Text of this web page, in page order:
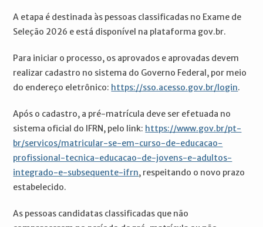
A etapa é destinada às pessoas classificadas no Exame de
Seleção 2026 e está disponível na plataforma gov.br.
Para iniciar o processo, os aprovados e aprovadas devem
realizar cadastro no sistema do Governo Federal, por meio
do endereço eletrônico: https://sso.acesso.gov.br/login.
Após o cadastro, a pré-matrícula deve ser efetuada no
sistema oficial do IFRN, pelo link: https://www.gov.br/pt-
br/servicos/matricular-se-em-curso-de-educacao-
profissional-tecnica-educacao-de-jovens-e-adultos-
integrado-e-subsequente-ifrn, respeitando o novo prazo
estabelecido.
As pessoas candidatas classificadas que não